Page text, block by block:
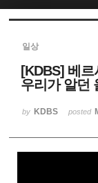
일상
[KDBS] 베
우리가 알던
by KDBS posted